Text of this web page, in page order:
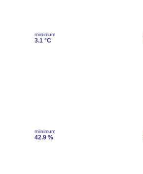
miinimum
3.1 °C
miinimum
42.9 %